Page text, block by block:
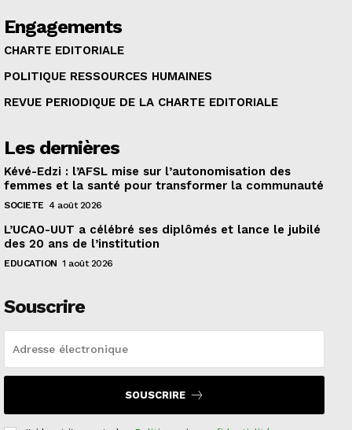
Engagements
CHARTE EDITORIALE
POLITIQUE RESSOURCES HUMAINES
REVUE PERIODIQUE DE LA CHARTE EDITORIALE
Les dernières
Kévé-Edzi : l’AFSL mise sur l’autonomisation des
femmes et la santé pour transformer la communauté
SOCIETE 4 août 2026
L’UCAO-UUT a célébré ses diplômés et lance le jubilé
des 20 ans de l’institution
EDUCATION 1 août 2026
Souscrire
SOUSCRIRE